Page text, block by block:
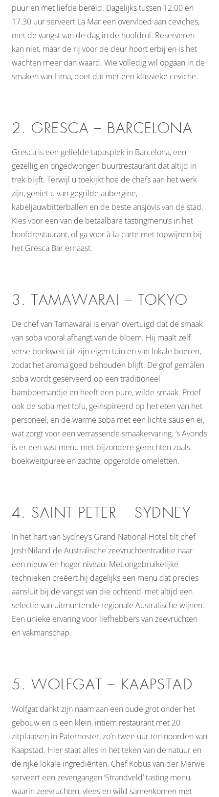
puur en met liefde bereid. Dagelijks tussen 12.00 en
17.30 uur serveert La Mar een overvloed aan ceviches,
met de vangst van de dag in de hoofdrol. Reserveren
kan niet, maar de rij voor de deur hoort erbij en is het
wachten meer dan waard. Wie volledig wil opgaan in de
smaken van Lima, doet dat met een klassieke ceviche.
2. GRESCA – BARCELONA
Gresca is een geliefde tapasplek in Barcelona, een
gezellig en ongedwongen buurtrestaurant dat altijd in
trek blijft. Terwijl u toekijkt hoe de chefs aan het werk
zijn, geniet u van gegrilde aubergine,
kabeljauwbitterballen en de beste ansjovis van de stad.
Kies voor een van de betaalbare tastingmenu’s in het
hoofdrestaurant, of ga voor à-la-carte met topwijnen bij
het Gresca Bar ernaast.
3. TAMAWARAI – TOKYO
De chef van Tamawarai is ervan overtuigd dat de smaak
van soba vooral afhangt van de bloem. Hij maalt zelf
verse boekweit uit zijn eigen tuin en van lokale boeren,
zodat het aroma goed behouden blijft. De grof gemalen
soba wordt geserveerd op een traditioneel
bamboemandje en heeft een pure, wilde smaak. Proef
ook de soba met tofu, geïnspireerd op het eten van het
personeel, en de warme soba met een lichte saus en ei,
wat zorgt voor een verrassende smaakervaring. ’s Avonds
is er een vast menu met bijzondere gerechten zoals
boekweitpuree en zachte, opgerolde omeletten.
4. SAINT PETER – SYDNEY
In het hart van Sydney’s Grand National Hotel tilt chef
Josh Niland de Australische zeevruchtentraditie naar
een nieuw en hoger niveau. Met ongebruikelijke
technieken creëert hij dagelijks een menu dat precies
aansluit bij de vangst van die ochtend, met altijd een
selectie van uitmuntende regionale Australische wijnen.
Een unieke ervaring voor liefhebbers van zeevruchten
en vakmanschap.
5. WOLFGAT – KAAPSTAD
Wolfgat dankt zijn naam aan een oude grot onder het
gebouw en is een klein, intiem restaurant met 20
zitplaatsen in Paternoster, zo’n twee uur ten noorden van
Kaapstad. Hier staat alles in het teken van de natuur en
de rijke lokale ingrediënten. Chef Kobus van der Merwe
serveert een zevengangen ‘Strandveld’ tasting menu,
waarin zeevruchten, vlees en wild samenkomen met